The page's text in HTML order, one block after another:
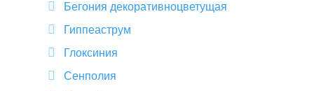
Бегония декоративноцветущая
Гиппеаструм
Глоксиния
Сенполия